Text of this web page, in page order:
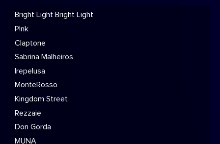
Bright Light Bright Light
P!nk
Claptone
Sabrina Malheiros
Irepelusa
MonteRosso
Kingdom Street
Rezzaie
Don Gorda
MUNA